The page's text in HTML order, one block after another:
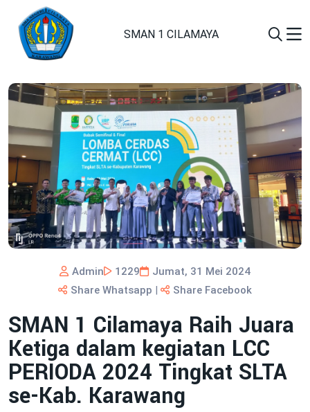
SMAN 1 CILAMAYA
Admin 1229
Jumat, 31 Mei 2024
Share Whatsapp | Share Facebook
SMAN 1 Cilamaya Raih Juara
Ketiga dalam kegiatan LCC
PERIODA 2024 Tingkat SLTA
se-Kab. Karawang